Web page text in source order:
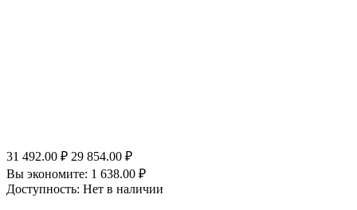
31 492.00 ₽ 29 854.00 ₽
Вы экономите: 1 638.00 ₽
Доступность: Нет в наличии